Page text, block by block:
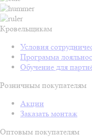
Кровельщикам
Условия
Программа
Обучение для
Розничным покупателям
Акции
Заказать монтаж
Оптовым покупателям